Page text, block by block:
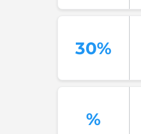
30%
%